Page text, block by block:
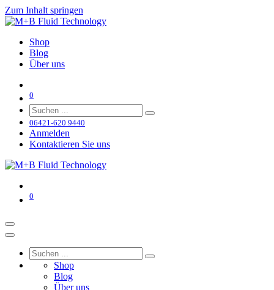
Zum Inhalt springen
Shop
Blog
Über uns
0
06421-620 9440
Anmelden
Kontaktieren Sie uns
0
Shop
Blog
Über uns